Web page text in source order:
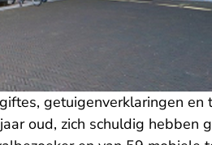
getuigenverklaringen en
oud, zich schuldig hebben